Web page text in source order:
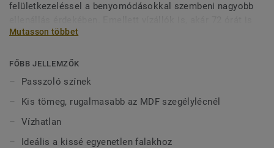
felületkezeléssel a benyomódásokkal szembeni nagyobb
vízben tölthetnek bármilyen sérülés nélkül. 2-féle (60 mm
színekben kapható a tökéletes kivitel érdekében. A kívül
rögzített, dekoratív szegélylécek kompatibilisek minden
Mutasson többet
FŐBB JELLEMZŐK
Passzoló színek
Kis tömeg, rugalmasabb az MDF szegélylécnél
Vízhatlan
Ideális a kissé egyenetlen falakhoz